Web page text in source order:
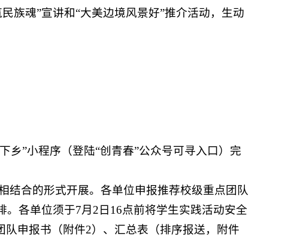
族魂”宣讲和“大美边境风景好”推介活动，生动
乡”小程序（登陆“创青春”公众号可寻入口）完
结合的形式开展。各单位申报推荐校级重点团队
各单位须于7月2日16点前将学生实践活动安全
申报书（附件2）、汇总表（排序报送，附件